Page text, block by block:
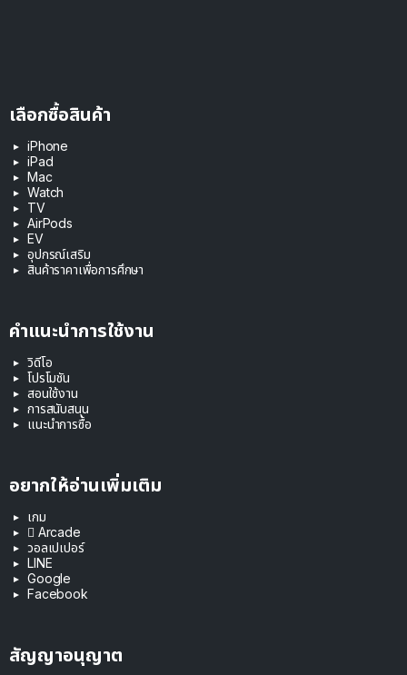
เลือกซื้อสินค้า
iPhone
iPad
Mac
Watch
TV
AirPods
EV
อุปกรณ์เสริม
สินค้าราคาเพื่อการศึกษา
คำแนะนำการใช้งาน
วิดีโอ
โปรโมชัน
สอนใช้งาน
การสนับสนุน
แนะนำการซื้อ
อยากให้อ่านเพิ่มเติม
เกม
 Arcade
วอลเปเปอร์
LINE
Google
Facebook
สัญญาอนุญาต